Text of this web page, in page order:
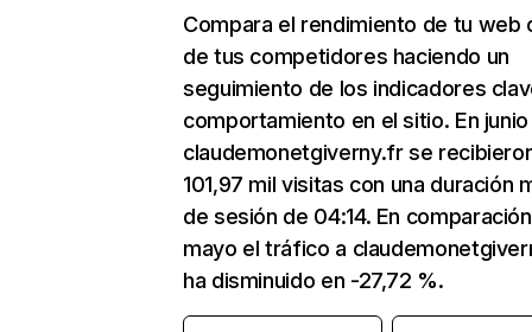
Compara el rendimiento de tu web
de tus competidores haciendo un
seguimiento de los indicadores
comportamiento en el sitio. En junio
claudemonetgiverny.fr se
101,97 mil visitas con una duración
de sesión de 04:14. En
mayo el tráfico a
ha disminuido en -27,72 %.